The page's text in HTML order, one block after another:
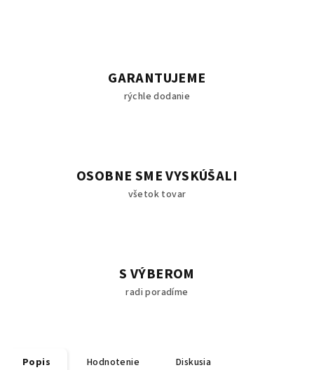
GARANTUJEME
rýchle dodanie
OSOBNE SME VYSKÚŠALI
všetok tovar
S VÝBEROM
radi poradíme
Popis Hodnotenie Diskusia